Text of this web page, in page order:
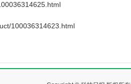
100036314623.html